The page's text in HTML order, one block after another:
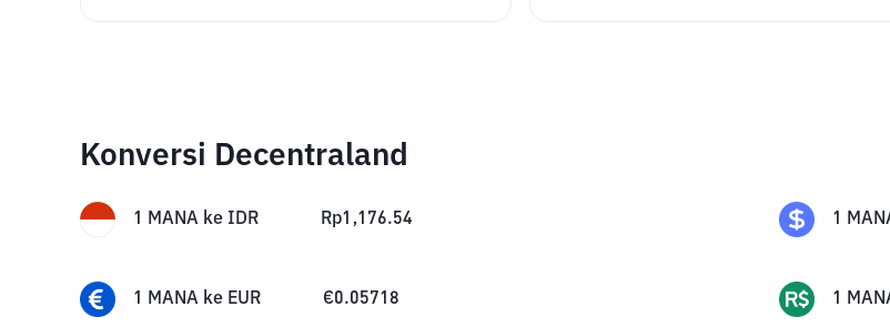
Konversi Decentraland
1 MANA ke IDR Rp1,176.54 1
1 MANA ke EUR €0.05718 1